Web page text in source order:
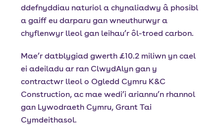
ddefnyddiau naturiol a chynaliadwy â phosibl
a gaiff eu darparu gan wneuthurwyr a
chyflenwyr lleol gan leihau’r ôl-troed carbon.
Mae’r datblygiad gwerth £10.2 miliwn yn cael
ei adeiladu ar ran ClwydAlyn gan y
contractwr lleol o Ogledd Cymru K&C
Construction, ac mae wedi’i ariannu’n rhannol
gan Lywodraeth Cymru, Grant Tai
Cymdeithasol.